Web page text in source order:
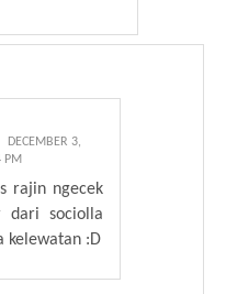
DECEMBER 3,
PM
rajin ngecek
dari sociolla
kelewatan :D